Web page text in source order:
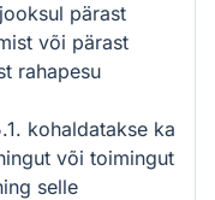
pärast
või pärast
rahapesu
kohaldatakse ka
või toimingut
selle